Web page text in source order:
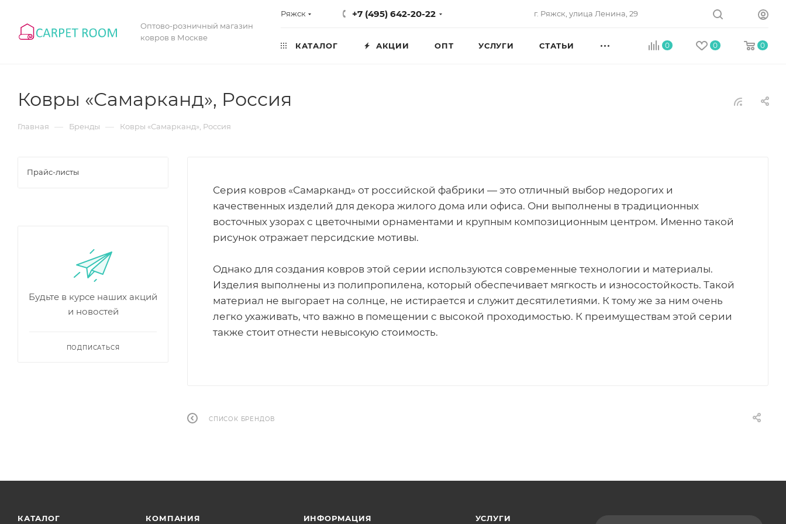
Оптово-розничный магазин
ковров в Москве
Ряжск +7 (495) 642-20-22 г. Ряжск, улица Ленина, 29
0 0 0
КАТАЛОГ АКЦИИ ОПТ УСЛУГИ СТАТЬИ
Ковры «Самарканд», Россия
Главная — Бренды — Ковры «Самарканд», Россия
Серия ковров «Самарканд» от российской фабрики — это отличный выбор недорогих и
качественных изделий для декора жилого дома или офиса. Они выполнены в традиционных
восточных узорах с цветочными орнаментами и крупным композиционным центром. Именно такой
рисунок отражает персидские мотивы.
Однако для создания ковров этой серии используются современные технологии и материалы.
Изделия выполнены из полипропилена, который обеспечивает мягкость и износостойкость. Такой
материал не выгорает на солнце, не истирается и служит десятилетиями. К тому же за ним очень
легко ухаживать, что важно в помещении с высокой проходимостью. К преимуществам этой серии
также стоит отнести невысокую стоимость.
СПИСОК БРЕНДОВ
Прайс-листы
Будьте в курсе наших акций
и новостей
ПОДПИСАТЬСЯ
КАТАЛОГ КОМПАНИЯ ИНФОРМАЦИЯ УСЛУГИ